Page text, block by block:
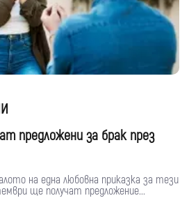
предложени за брак през
на една любовна приказка за тези
ще получат предложение...